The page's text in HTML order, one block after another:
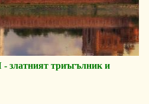
златният триъгълник и